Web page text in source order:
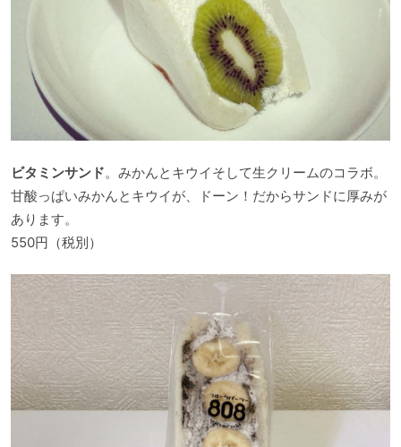
ビタミンサンド。みかんとキウイそして生クリームのコラボ。
甘酸っぱいみかんとキウイが、ドーン！だからサンドに厚みが
あります。
550円（税別）